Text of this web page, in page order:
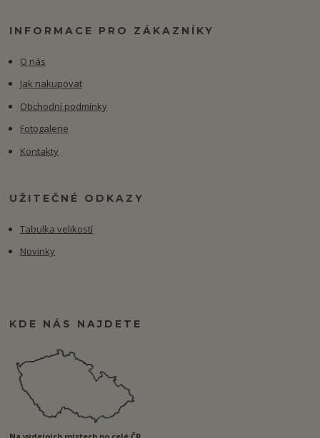
INFORMACE PRO ZÁKAZNÍKY
O nás
Jak nakupovat
Obchodní podmínky
Fotogalerie
Kontakty
UŽITEČNÉ ODKAZY
Tabulka velikostí
Novinky
KDE NÁS NAJDETE